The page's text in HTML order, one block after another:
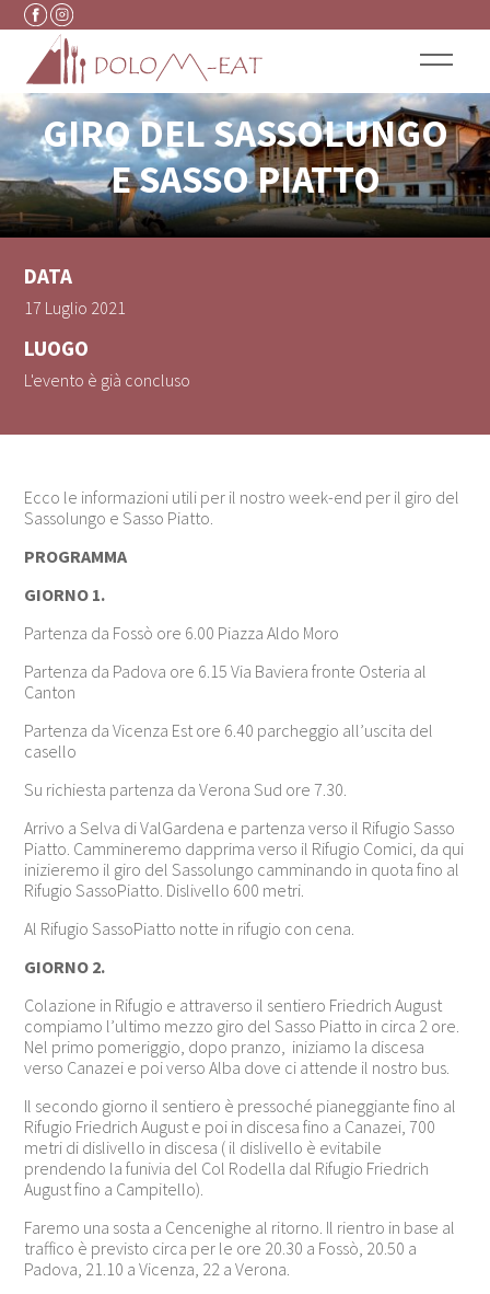
Vai al contenuto
GIRO DEL SASSOLUNGO
E SASSO PIATTO
DATA
17 Luglio 2021
LUOGO
L'evento è già concluso
Ecco le informazioni utili per il nostro week-end per il giro del
Sassolungo e Sasso Piatto.
PROGRAMMA
GIORNO 1.
Partenza da Fossò ore 6.00 Piazza Aldo Moro
Partenza da Padova ore 6.15 Via Baviera fronte Osteria al
Canton
Partenza da Vicenza Est ore 6.40 parcheggio all’uscita del
casello
Su richiesta partenza da Verona Sud ore 7.30.
Arrivo a Selva di ValGardena e partenza verso il Rifugio Sasso
Piatto. Cammineremo dapprima verso il Rifugio Comici, da qui
inizieremo il giro del Sassolungo camminando in quota fino al
Rifugio SassoPiatto. Dislivello 600 metri.
Al Rifugio SassoPiatto notte in rifugio con cena.
GIORNO 2.
Colazione in Rifugio e attraverso il sentiero Friedrich August
compiamo l’ultimo mezzo giro del Sasso Piatto in circa 2 ore.
Nel primo pomeriggio, dopo pranzo, iniziamo la discesa
verso Canazei e poi verso Alba dove ci attende il nostro bus.
Il secondo giorno il sentiero è pressoché pianeggiante fino al
Rifugio Friedrich August e poi in discesa fino a Canazei, 700
metri di dislivello in discesa ( il dislivello è evitabile
prendendo la funivia del Col Rodella dal Rifugio Friedrich
August fino a Campitello).
Faremo una sosta a Cencenighe al ritorno. Il rientro in base al
traffico è previsto circa per le ore 20.30 a Fossò, 20.50 a
Padova, 21.10 a Vicenza, 22 a Verona.